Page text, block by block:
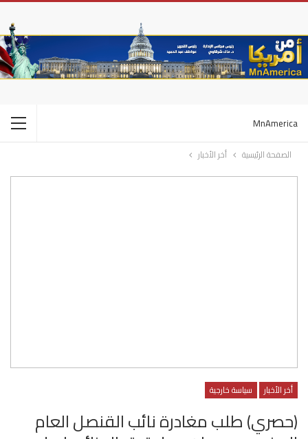
MnAmerica
الصفحة الرئيسية أخر الأخبار
أخر الأخبار سياسة خارجية
(حصري) طلب مغادرة نائب القنصل العام